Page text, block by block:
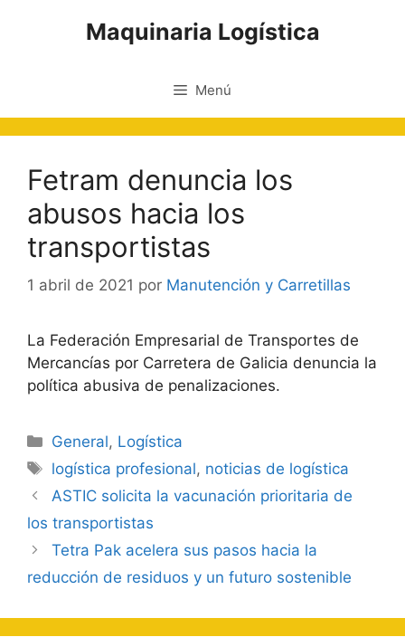
Maquinaria Logística
Menú
Fetram denuncia los
abusos hacia los
transportistas
1 abril de 2021 por Manutención y Carretillas
La Federación Empresarial de Transportes de
Mercancías por Carretera de Galicia denuncia la
política abusiva de penalizaciones.
Categorías
General, Logística
Etiquetas
logística profesional, noticias de logística
Navegación
de
entradas
ASTIC solicita la vacunación prioritaria de
los transportistas
Tetra Pak acelera sus pasos hacia la
reducción de residuos y un futuro sostenible